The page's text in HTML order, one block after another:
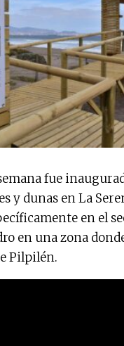
fue
y dunas en La
en el
en una zona
Pilpilén.